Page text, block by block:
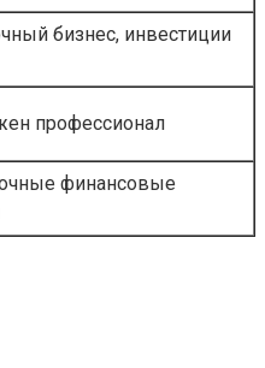
бизнес, инвестиции
профессионал
финансовые